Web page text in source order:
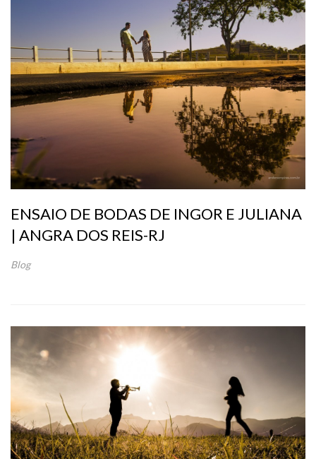
ENSAIO DE BODAS DE INGOR E JULIANA
| ANGRA DOS REIS-RJ
Blog